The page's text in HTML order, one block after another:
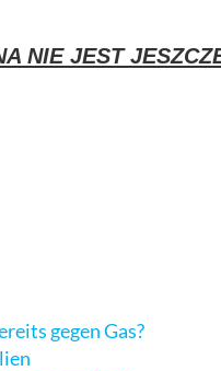
NIE JEST
gegen Gas?